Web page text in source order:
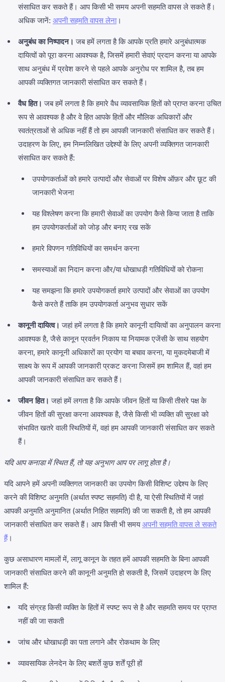
संसाधित कर सकते हैं। आप किसी भी समय अपनी सहमति वापस ले सकते हैं।
अधिक जानें: अपनी सहमति वापस लेना।
अनुबंध का निष्पादन। जब हमें लगता है कि आपके प्रति हमारे अनुबंधात्मक
दायित्वों को पूरा करना आवश्यक है, जिसमें हमारी सेवाएं प्रदान करना या आपके
साथ अनुबंध में प्रवेश करने से पहले आपके अनुरोध पर शामिल है, तब हम
आपकी व्यक्तिगत जानकारी संसाधित कर सकते हैं।
वैध हित। जब हमें लगता है कि हमारे वैध व्यावसायिक हितों को प्राप्त करना उचित
रूप से आवश्यक है और वे हित आपके हितों और मौलिक अधिकारों और
स्वतंत्रताओं से अधिक नहीं हैं तो हम आपकी जानकारी संसाधित कर सकते हैं।
उदाहरण के लिए, हम निम्नलिखित उद्देश्यों के लिए अपनी व्यक्तिगत जानकारी
संसाधित कर सकते हैं:
उपयोगकर्ताओं को हमारे उत्पादों और सेवाओं पर विशेष ऑफ़र और छूट की
जानकारी भेजना
यह विश्लेषण करना कि हमारी सेवाओं का उपयोग कैसे किया जाता है ताकि
हम उपयोगकर्ताओं को जोड़ और बनाए रख सकें
हमारे विपणन गतिविधियों का समर्थन करना
समस्याओं का निदान करना और/या धोखाधड़ी गतिविधियों को रोकना
यह समझना कि हमारे उपयोगकर्ता हमारे उत्पादों और सेवाओं का उपयोग
कैसे करते हैं ताकि हम उपयोगकर्ता अनुभव सुधार सकें
कानूनी दायित्व। जहां हमें लगता है कि हमारे कानूनी दायित्वों का अनुपालन करना
आवश्यक है, जैसे कानून प्रवर्तन निकाय या नियामक एजेंसी के साथ सहयोग
करना, हमारे कानूनी अधिकारों का प्रयोग या बचाव करना, या मुकदमेबाजी में
साक्ष्य के रूप में आपकी जानकारी प्रकट करना जिसमें हम शामिल हैं, वहां हम
आपकी जानकारी संसाधित कर सकते हैं।
जीवन हित। जहां हमें लगता है कि आपके जीवन हितों या किसी तीसरे पक्ष के
जीवन हितों की सुरक्षा करना आवश्यक है, जैसे किसी भी व्यक्ति की सुरक्षा को
संभावित खतरे वाली स्थितियों में, वहां हम आपकी जानकारी संसाधित कर सकते
हैं।
यदि आप कनाडा में स्थित हैं, तो यह अनुभाग आप पर लागू होता है।
यदि आपने हमें अपनी व्यक्तिगत जानकारी का उपयोग किसी विशिष्ट उद्देश्य के लिए
करने की विशिष्ट अनुमति (अर्थात स्पष्ट सहमति) दी है, या ऐसी स्थितियों में जहां
आपकी अनुमति अनुमानित (अर्थात निहित सहमति) की जा सकती है, तो हम आपकी
जानकारी संसाधित कर सकते हैं। आप किसी भी समयअपनी सहमति वापस ले सकते
हैं।
कुछ असाधारण मामलों में, लागू कानून के तहत हमें आपकी सहमति के बिना आपकी
जानकारी संसाधित करने की कानूनी अनुमति हो सकती है, जिसमें उदाहरण के लिए
शामिल हैं:
यदि संग्रह किसी व्यक्ति के हितों में स्पष्ट रूप से है और सहमति समय पर प्राप्त
नहीं की जा सकती
जांच और धोखाधड़ी का पता लगाने और रोकथाम के लिए
व्यावसायिक लेनदेन के लिए बशर्ते कुछ शर्तें पूरी हों